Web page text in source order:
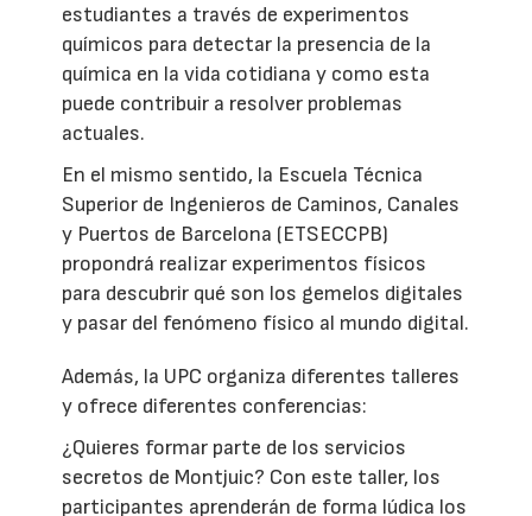
estudiantes a través de experimentos
químicos para detectar la presencia de la
química en la vida cotidiana y como esta
puede contribuir a resolver problemas
actuales.
En el mismo sentido, la Escuela Técnica
Superior de Ingenieros de Caminos, Canales
y Puertos de Barcelona (ETSECCPB)
propondrá realizar experimentos físicos
para descubrir qué son los gemelos digitales
y pasar del fenómeno físico al mundo digital.
Además, la UPC organiza diferentes talleres
y ofrece diferentes conferencias:
¿Quieres formar parte de los servicios
secretos de Montjuic? Con este taller, los
participantes aprenderán de forma lúdica los